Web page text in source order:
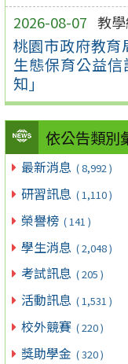
2026-08-07 教
桃園市政府教育
生態保育公益
知」
依公告類別
最新消息 ( 8,992 )
研習訊息 ( 1,110 )
榮譽榜 ( 141 )
學生消息 ( 2,048 )
考試訊息 ( 205 )
活動訊息 ( 1,531 )
校外競賽 ( 220 )
獎助學金 ( 320 )